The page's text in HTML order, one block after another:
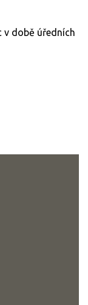
v době úředních